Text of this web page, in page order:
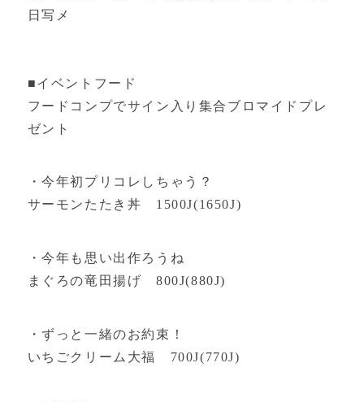
日写メ
■イベントフード
フードコンプでサイン入り集合ブロマイドプレ
ゼント
・今年初プリコレしちゃう？
サーモンたたき丼 1500J(1650J)
・今年も思い出作ろうね
まぐろの竜田揚げ 800J(880J)
・ずっと一緒のお約束！
いちごクリーム大福 700J(770J)